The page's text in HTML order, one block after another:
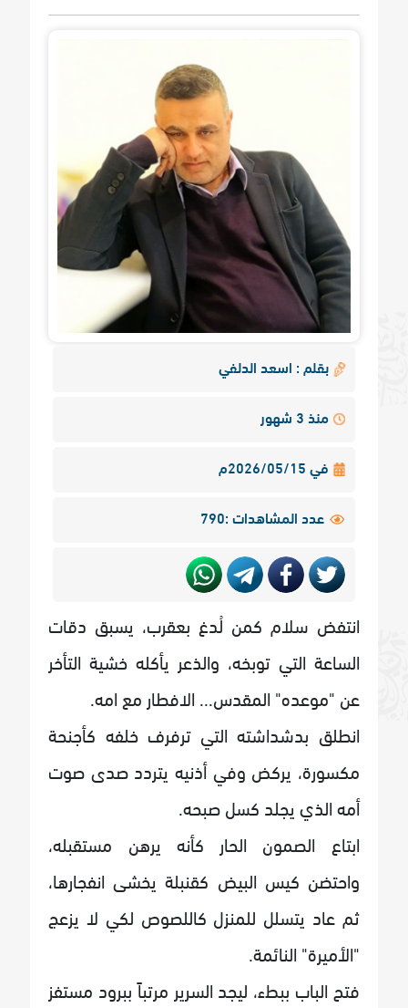
بقلم : اسعد الدلفي
منذ 3 شهور
في 2026/05/15م
عدد المشاهدات :790
انتفض سلام كمن لُدغ بعقرب، يسبق دقات
الساعة التي توبخه، والذعر يأكله خشية التأخر
عن "موعده" المقدس... الافطار مع امه.
انطلق بدشداشته التي ترفرف خلفه كأجنحة
مكسورة، يركض وفي أذنيه يتردد صدى صوت
أمه الذي يجلد كسل صبحه.
ابتاع الصمون الحار كأنه يرهن مستقبله،
واحتضن كيس البيض كقنبلة يخشى انفجارها،
ثم عاد يتسلل للمنزل كاللصوص لكي لا يزعج
"الأميرة" النائمة.
فتح الباب ببطء، ليجد السرير مرتباً ببرود مستفز